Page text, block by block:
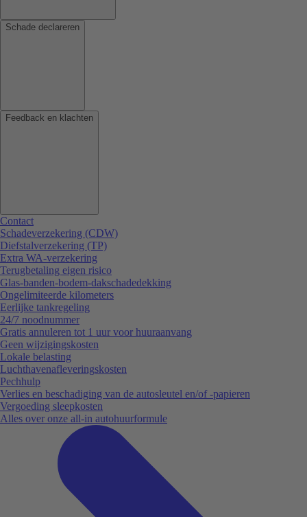
Schade declareren
Feedback en klachten
Contact
Schadeverzekering (CDW)
Diefstalverzekering (TP)
Extra WA-verzekering
Terugbetaling eigen risico
Glas-banden-bodem-dakschadedekking
Ongelimiteerde kilometers
Eerlijke tankregeling
24/7 noodnummer
Gratis annuleren tot 1 uur voor huuraanvang
Geen wijzigingskosten
Lokale belasting
Luchthavenafleveringskosten
Pechhulp
Verlies en beschadiging van de autosleutel en/of -papieren
Vergoeding sleepkosten
Alles over onze all-in autohuurformule